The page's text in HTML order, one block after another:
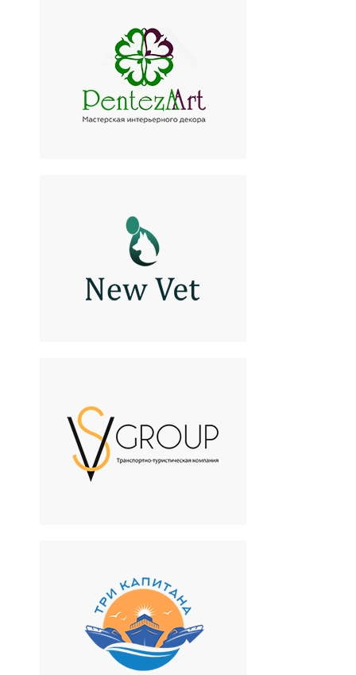
Penteza Art
Мастерская интерьерного
декора
New Vet
Ветеринарная клиника
SV group
Прокат авто с водителем
Три капитана
Аренда катера от
собственника